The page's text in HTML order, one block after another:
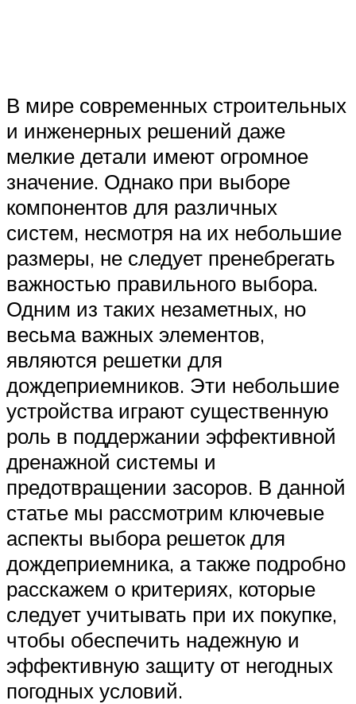
В мире современных строительных
и инженерных решений даже
мелкие детали имеют огромное
значение. Однако при выборе
компонентов для различных
систем, несмотря на их небольшие
размеры, не следует пренебрегать
важностью правильного выбора.
Одним из таких незаметных, но
весьма важных элементов,
являются решетки для
дождеприемников. Эти небольшие
устройства играют существенную
роль в поддержании эффективной
дренажной системы и
предотвращении засоров. В данной
статье мы рассмотрим ключевые
аспекты выбора решеток для
дождеприемника, а также подробно
расскажем о критериях, которые
следует учитывать при их покупке,
чтобы обеспечить надежную и
эффективную защиту от негодных
погодных условий.